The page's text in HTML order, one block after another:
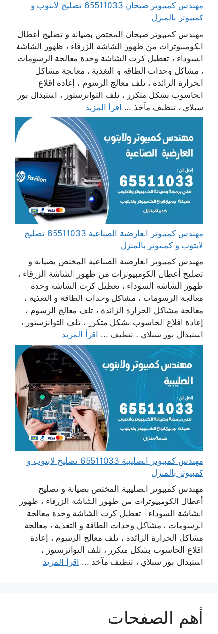
مهندس كمبيوتر صبحان 65511033 تصليح لابتوب و
كمبيوتر بالمنزل
مهندس كمبيوتر صبحان المختص بصيانة و تصليح أعطال
الكومبيوترات من ظهور الشاشة الزرقاء ، ظهور الشاشة
السوداء ، تعطيل كرت الشاشة وحدة معالجة الرسومات
، مشاكل وحدات الطاقة و التغذية ، معالجة مشاكل
الحرارة الزائدة ، تلف معالج الرسوم ، إعادة اقلاع
الحاسوب بشكل متكرر ، تلف التوانزستور ، استبدال بور
سبلاي ، تنظيف مآخذ ... اقرأ المزيد
مهندس كمبيوتر العارضية الصناعية 65511033 تصليح
لابتوب و كمبيوتر بالمنزل
مهندس كمبيوتر العارضية الصناعية المختص بصيانة و
تصليح أعطال الكومبيوترات من ظهور الشاشة الزرقاء ،
ظهور الشاشة السوداء ، تعطيل كرت الشاشة وحدة
معالجة الرسومات ، مشاكل وحدات الطاقة و التغذية ،
معالجة مشاكل الحرارة الزائدة ، تلف معالج الرسوم ،
إعادة اقلاع الحاسوب بشكل متكرر ، تلف التوانزستور ،
استبدال بور سبلاي ، تنظيف ... اقرأ المزيد
مهندس كمبيوتر الصليبية 65511033 تصليح لابتوب و
كمبيوتر بالمنزل
مهندس كمبيوتر الصليبية المختص بصيانة و تصليح
أعطال الكومبيوترات من ظهور الشاشة الزرقاء ، ظهور
الشاشة السوداء ، تعطيل كرت الشاشة وحدة معالجة
الرسومات ، مشاكل وحدات الطاقة و التغذية ، معالجة
مشاكل الحرارة الزائدة ، تلف معالج الرسوم ، إعادة
اقلاع الحاسوب بشكل متكرر ، تلف التوانزستور ،
استبدال بور سبلاي ، تنظيف مآخذ ... اقرأ المزيد
أهم الصفحات